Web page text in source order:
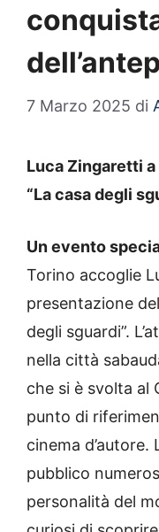
7 Marzo 2025 di
Luca Zingaretti a
“La casa degli
Un evento
Torino accoglie
presentazione
degli sguardi”.
nella città
che si è svolta al
punto di
cinema d’autore.
pubblico
personalità del